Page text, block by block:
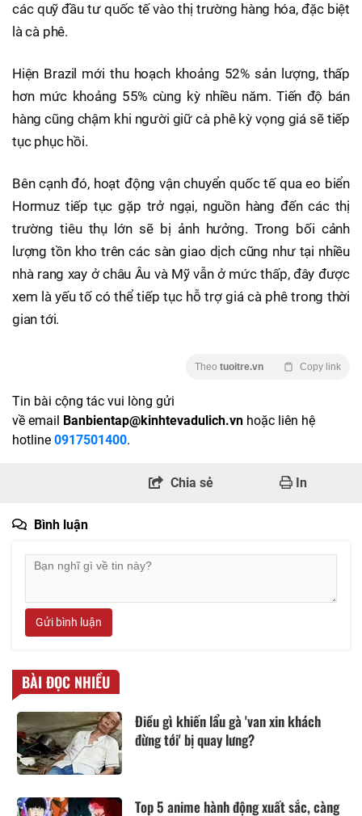
các quỹ đầu tư quốc tế vào thị trường hàng hóa, đặc biệt
là cà phê.
Hiện Brazil mới thu hoạch khoảng 52% sản lượng, thấp
hơn mức khoảng 55% cùng kỳ nhiều năm. Tiến độ bán
hàng cũng chậm khi người giữ cà phê kỳ vọng giá sẽ tiếp
tục phục hồi.
Bên cạnh đó, hoạt động vận chuyển quốc tế qua eo biển
Hormuz tiếp tục gặp trở ngại, nguồn hàng đến các thị
trường tiêu thụ lớn sẽ bị ảnh hưởng. Trong bối cảnh
lượng tồn kho trên các sàn giao dịch cũng như tại nhiều
nhà rang xay ở châu Âu và Mỹ vẫn ở mức thấp, đây được
xem là yếu tố có thể tiếp tục hỗ trợ giá cà phê trong thời
gian tới.
Theo tuoitre.vn Copy link
Tin bài cộng tác vui lòng gửi
về email
Banbientap@kinhtevadulich.vn hoặc liên hệ
hotline 0917501400.
Chia sẻ In
Bình luận
Gửi bình luận
BÀI ĐỌC NHIỀU
Điều gì khiến lẩu gà 'van xin khách
đừng tới' bị quay lưng?
Top 5 anime hành động xuất sắc, càng